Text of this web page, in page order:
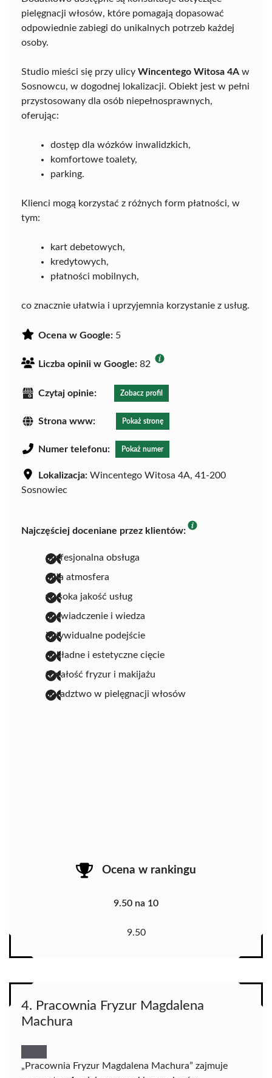
pielęgnacji włosów, które pomagają dopasować
odpowiednie zabiegi do unikalnych potrzeb każdej
osoby.
Studio mieści się przy ulicy Wincentego Witosa 4A w
Sosnowcu, w dogodnej lokalizacji. Obiekt jest w pełni
przystosowany dla osób niepełnosprawnych,
oferując:
dostęp dla wózków inwalidzkich,
komfortowe toalety,
parking.
Klienci mogą korzystać z różnych form płatności, w
tym:
kart debetowych,
kredytowych,
płatności mobilnych,
co znacznie ułatwia i uprzyjemnia korzystanie z usług.
Ocena w Google: 5
Liczba opinii w Google: 82
Czytaj opinie: Zobacz profil
Strona www: Pokaż stronę
Numer telefonu: Pokaż numer
Lokalizacja: Wincentego Witosa 4A, 41-200
Sosnowiec
Najczęściej doceniane przez klientów:
profesjonalna obsługa
miła atmosfera
wysoka jakość usług
doświadczenie i wiedza
indywidualne podejście
dokładne i estetyczne cięcie
trwałość fryzur i makijażu
doradztwo w pielęgnacji włosów
Ocena w rankingu
9.50 na 10
9.50
4. Pracownia Fryzur Magdalena
Machura
„Pracownia Fryzur Magdalena Machura” zajmuje